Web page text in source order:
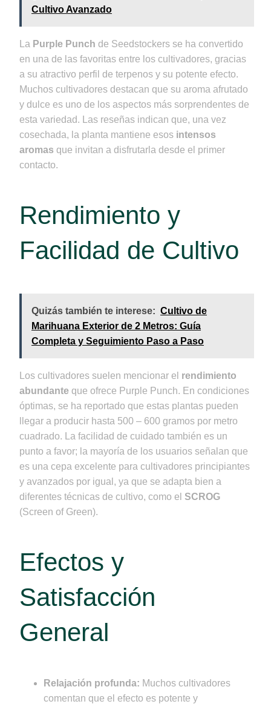
Cultivo Avanzado
La Purple Punch de Seedstockers se ha convertido
en una de las favoritas entre los cultivadores, gracias
a su atractivo perfil de terpenos y su potente efecto.
Muchos cultivadores destacan que su aroma afrutado
y dulce es uno de los aspectos más sorprendentes de
esta variedad. Las reseñas indican que, una vez
cosechada, la planta mantiene esos intensos
aromas que invitan a disfrutarla desde el primer
contacto.
Rendimiento y
Facilidad de Cultivo
Quizás también te interese: Cultivo de
Marihuana Exterior de 2 Metros: Guía
Completa y Seguimiento Paso a Paso
Los cultivadores suelen mencionar el rendimiento
abundante que ofrece Purple Punch. En condiciones
óptimas, se ha reportado que estas plantas pueden
llegar a producir hasta 500 – 600 gramos por metro
cuadrado. La facilidad de cuidado también es un
punto a favor; la mayoría de los usuarios señalan que
es una cepa excelente para cultivadores principiantes
y avanzados por igual, ya que se adapta bien a
diferentes técnicas de cultivo, como el SCROG
(Screen of Green).
Efectos y
Satisfacción
General
Relajación profunda: Muchos cultivadores
comentan que el efecto es potente y